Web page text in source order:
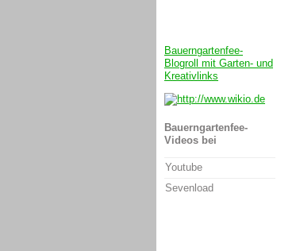
Bauerngartenfee-
Blogroll mit Garten- und
Kreativlinks
Bauerngartenfee-
Videos bei
Youtube
Sevenload